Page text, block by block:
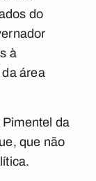
do
à
área
da
que não
.